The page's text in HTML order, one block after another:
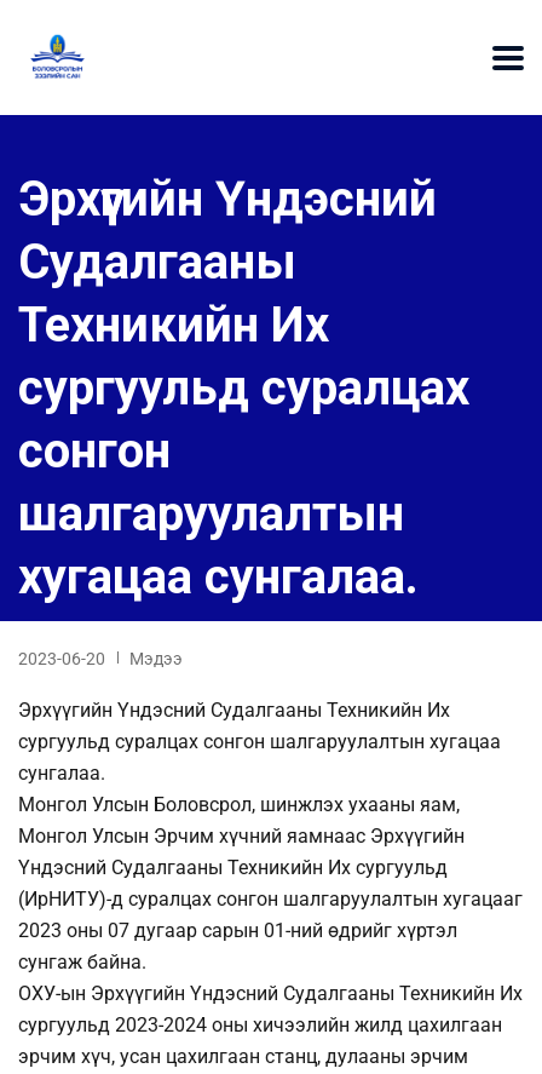
Эрхүүгийн Үндэсний
Судалгааны
Техникийн Их
сургуульд суралцах
сонгон
шалгаруулалтын
хугацаа сунгалаа.
2023-06-20 Мэдээ
Эрхүүгийн Үндэсний Судалгааны Техникийн Их
сургуульд суралцах сонгон шалгаруулалтын хугацаа
сунгалаа.
Монгол Улсын Боловсрол, шинжлэх ухааны яам,
Монгол Улсын Эрчим хүчний яамнаас Эрхүүгийн
Үндэсний Судалгааны Техникийн Их сургуульд
(ИрНИТУ)-д суралцах сонгон шалгаруулалтын хугацааг
2023 оны 07 дугаар сарын 01-ний өдрийг хүртэл
сунгаж байна.
ОХУ-ын Эрхүүгийн Үндэсний Судалгааны Техникийн Их
сургуульд 2023-2024 оны хичээлийн жилд цахилгаан
эрчим хүч, усан цахилгаан станц, дулааны эрчим